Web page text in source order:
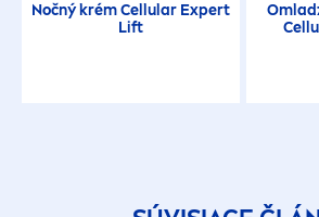
Nočný krémCellular Expert
Lift